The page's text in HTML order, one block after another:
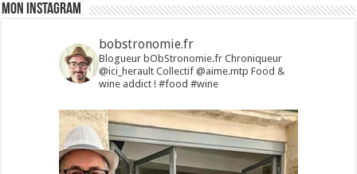
Mon Instagram
bobstronomie.fr
Blogueur bObStronomie.fr Chroniqueur
@ici_heraultCollectif @aime.mtp Food &
wine addict !#food #wine